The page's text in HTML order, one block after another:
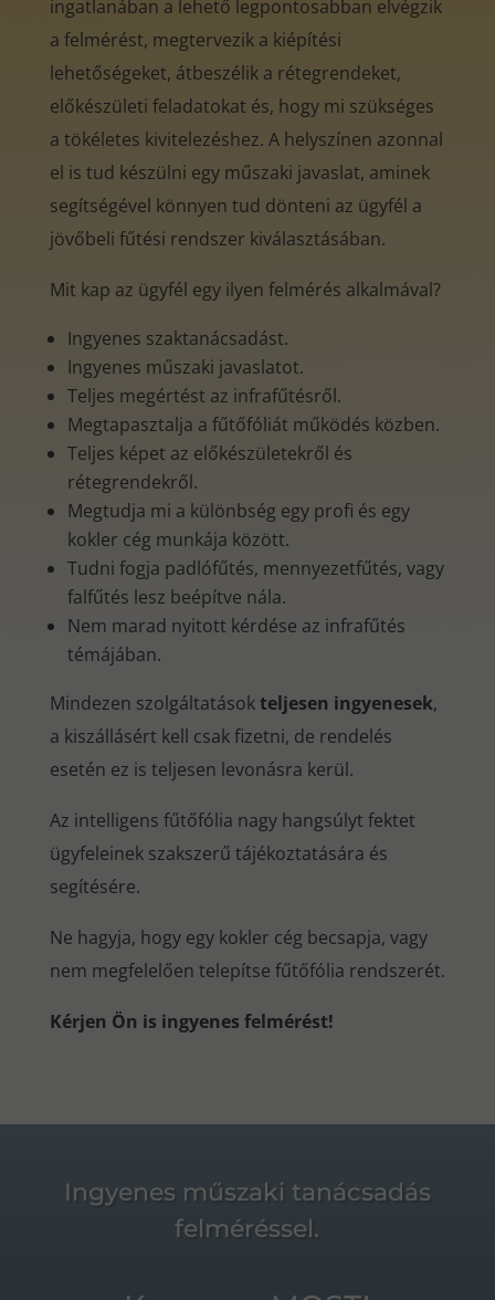
ingatlanában a lehető legpontosabban elvégzik
a felmérést, megtervezik a kiépítési
lehetőségeket, átbeszélik a rétegrendeket,
előkészületi feladatokat és, hogy mi szükséges
a tökéletes kivitelezéshez. A helyszínen azonnal
el is tud készülni egy műszaki javaslat, aminek
segítségével könnyen tud dönteni az ügyfél a
jövőbeli fűtési rendszer kiválasztásában.
Mit kap az ügyfél egy ilyen felmérés alkalmával?
Ingyenes szaktanácsadást.
Ingyenes műszaki javaslatot.
Teljes megértést az infrafűtésről.
Megtapasztalja a fűtőfóliát működés közben.
Teljes képet az előkészületekről és
rétegrendekről.
Megtudja mi a különbség egy profi és egy
kokler cég munkája között.
Tudni fogja padlófűtés, mennyezetfűtés, vagy
falfűtés lesz beépítve nála.
Nem marad nyitott kérdése az infrafűtés
témájában.
Mindezen szolgáltatásokteljesen ingyenesek,
a kiszállásért kell csak fizetni, de rendelés
esetén ez is teljesen levonásra kerül.
Az intelligens fűtőfólia nagy hangsúlyt fektet
ügyfeleinek szakszerű tájékoztatására és
segítésére.
Ne hagyja, hogy egy kokler cég becsapja, vagy
nem megfelelően telepítse fűtőfólia rendszerét.
Kérjen Ön is ingyenes felmérést!
Ingyenes műszaki tanácsadás
felméréssel.